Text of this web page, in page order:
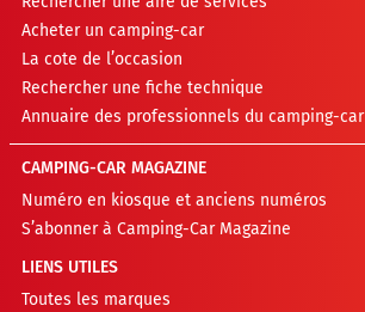
Acheter un camping-car
La cote de l’occasion
Rechercher une fiche technique
Annuaire des professionnels du camping-car
CAMPING-CAR MAGAZINE
Numéro en kiosque et anciens numéros
S’abonner à Camping-Car Magazine
LIENS UTILES
Toutes les marques